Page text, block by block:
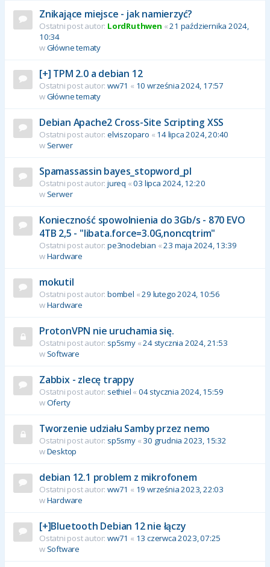
Znikające miejsce - jak namierzyć?
Ostatni post autor: LordRuthwen «21 października 2024,
10:34
wGłówne tematy
[+] TPM 2.0 a debian 12
Ostatni post autor: ww71 « 10 września 2024, 17:57
wGłówne tematy
Debian Apache2 Cross-Site Scripting XSS
Ostatni post autor: elviszoparo « 14 lipca 2024, 20:40
w Serwer
Spamassassin bayes_stopword_pl
Ostatni post autor: jureq «03 lipca 2024, 12:20
w Serwer
Konieczność spowolnienia do 3Gb/s - 870 EVO
4TB 2,5 - "libata.force=3.0G,noncqtrim"
Ostatni post autor: pe3nodebian «23 maja 2024, 13:39
wHardware
mokutil
Ostatni post autor: bombel «29 lutego 2024, 10:56
wHardware
ProtonVPN nie uruchamia się.
Ostatni post autor: sp5smy«24 stycznia 2024, 21:53
w Software
Zabbix - zlecę trappy
Ostatni post autor: sethiel «04 stycznia 2024, 15:59
wOferty
Tworzenie udziału Samby przez nemo
Ostatni post autor: sp5smy« 30 grudnia 2023, 15:32
wDesktop
debian 12.1 problem z mikrofonem
Ostatni post autor: ww71 « 19 września 2023, 22:03
wHardware
[+]Bluetooth Debian 12 nie łączy
Ostatni post autor: ww71 « 13 czerwca 2023, 07:25
w Software